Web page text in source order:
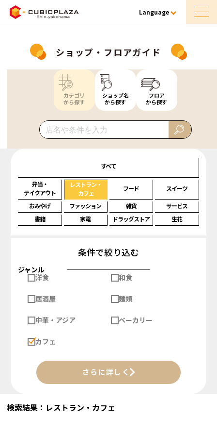
Language
ショップ・フロアガイド
カテゴリ
から探す
ショップ名
から探す
フロア
から探す
すべて
弁当・
テイクアウト
レストラン・
カフェ
フード スイーツ
おみやげ ファッション 雑貨
サービス
書籍
家電 ドラッグストア 生花
条件で絞り込む
ジャンル
洋食
和食
居酒屋 麺類
中華・アジア ベーカリー
カフェ
さらに詳しく
検索結果：レストラン・カフェ